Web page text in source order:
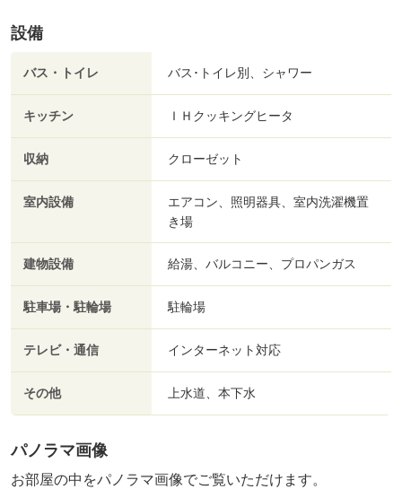
設備
バス・トイレ バス･トイレ別、シャワー
キッチン ＩＨクッキングヒータ
収納 クローゼット
室内設備
エアコン、照明器具、室内洗濯機置
き場
建物設備 給湯、バルコニー、プロパンガス
駐車場・駐輪場 駐輪場
テレビ・通信 インターネット対応
その他 上水道、本下水
パノラマ画像
お部屋の中をパノラマ画像でご覧いただけます。